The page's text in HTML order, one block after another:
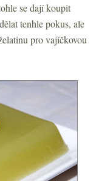
se dají koupit
tenhle pokus, ale
pro vajíčkovou